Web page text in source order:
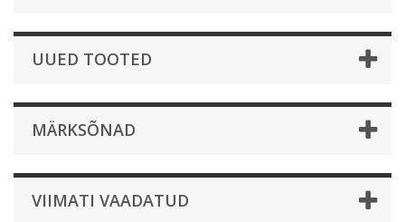
UUED TOOTED
MÄRKSÕNAD
VIIMATI VAADATUD